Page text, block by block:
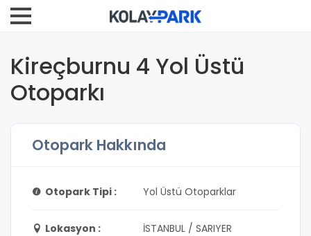
Kireçburnu 4 Yol Üstü
Otoparkı
Otopark Hakkında
Otopark Tipi : Yol Üstü Otoparklar
Lokasyon : İSTANBUL / SARIYER